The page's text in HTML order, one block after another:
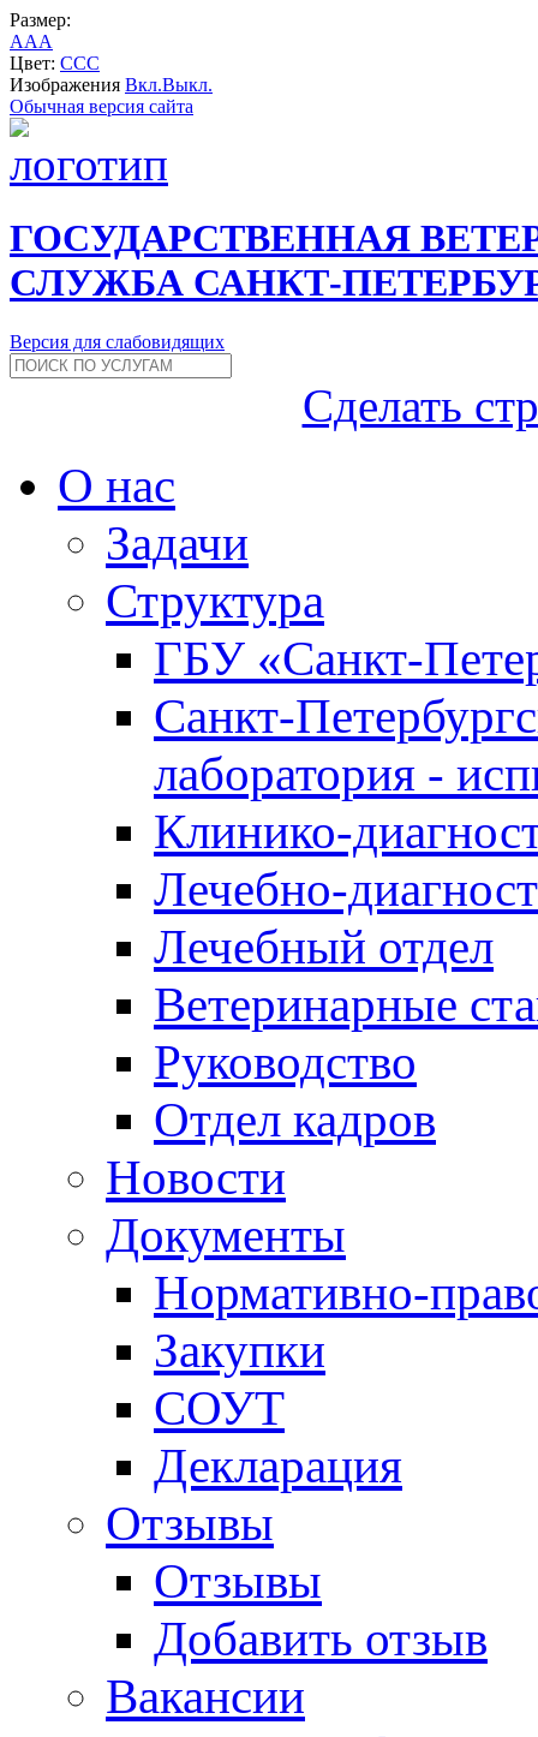
Размер:
AAA
Цвет: CCC
Изображения Вкл.Выкл.
Обычная версия сайта
ГОСУДАРСТВЕННАЯ
СЛУЖБА САНКТ-
Версия для слабовидящих
Сделать
О нас
Задачи
Структура
ГБУ «Санкт-
Санкт-
лаборатория -
Клинико-
Лечебно-
Лечебный отдел
Ветеринарные
Руководство
Отдел кадров
Новости
Документы
Нормативно-
Закупки
СОУТ
Декларация
Отзывы
Отзывы
Добавить отзыв
Вакансии